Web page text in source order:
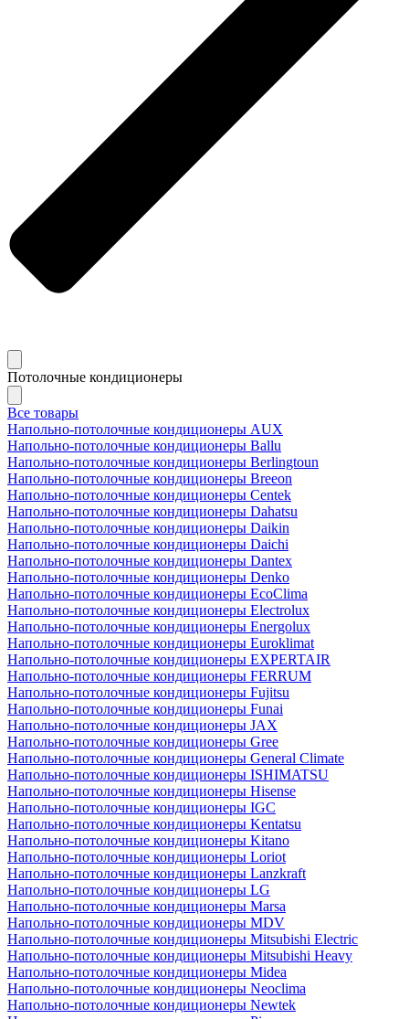
Потолочные кондиционеры
Все товары
Напольно-потолочные кондиционеры AUX
Напольно-потолочные кондиционеры Ballu
Напольно-потолочные кондиционеры Berlingtoun
Напольно-потолочные кондиционеры Breeon
Напольно-потолочные кондиционеры Centek
Напольно-потолочные кондиционеры Dahatsu
Напольно-потолочные кондиционеры Daikin
Напольно-потолочные кондиционеры Daichi
Напольно-потолочные кондиционеры Dantex
Напольно-потолочные кондиционеры Denko
Напольно-потолочные кондиционеры EcoClima
Напольно-потолочные кондиционеры Electrolux
Напольно-потолочные кондиционеры Energolux
Напольно-потолочные кондиционеры Euroklimat
Напольно-потолочные кондиционеры EXPERTAIR
Напольно-потолочные кондиционеры FERRUM
Напольно-потолочные кондиционеры Fujitsu
Напольно-потолочные кондиционеры Funai
Напольно-потолочные кондиционеры JAX
Напольно-потолочные кондиционеры Gree
Напольно-потолочные кондиционеры General Climate
Напольно-потолочные кондиционеры ISHIMATSU
Напольно-потолочные кондиционеры Hisense
Напольно-потолочные кондиционеры IGC
Напольно-потолочные кондиционеры Kentatsu
Напольно-потолочные кондиционеры Kitano
Напольно-потолочные кондиционеры Loriot
Напольно-потолочные кондиционеры Lanzkraft
Напольно-потолочные кондиционеры LG
Напольно-потолочные кондиционеры Marsa
Напольно-потолочные кондиционеры MDV
Напольно-потолочные кондиционеры Mitsubishi Electric
Напольно-потолочные кондиционеры Mitsubishi Heavy
Напольно-потолочные кондиционеры Midea
Напольно-потолочные кондиционеры Neoclima
Напольно-потолочные кондиционеры Newtek